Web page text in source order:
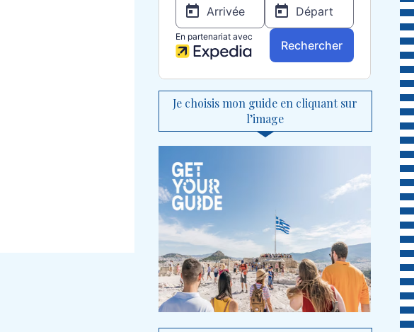
Je choisis mon guide en cliquant sur
l’image